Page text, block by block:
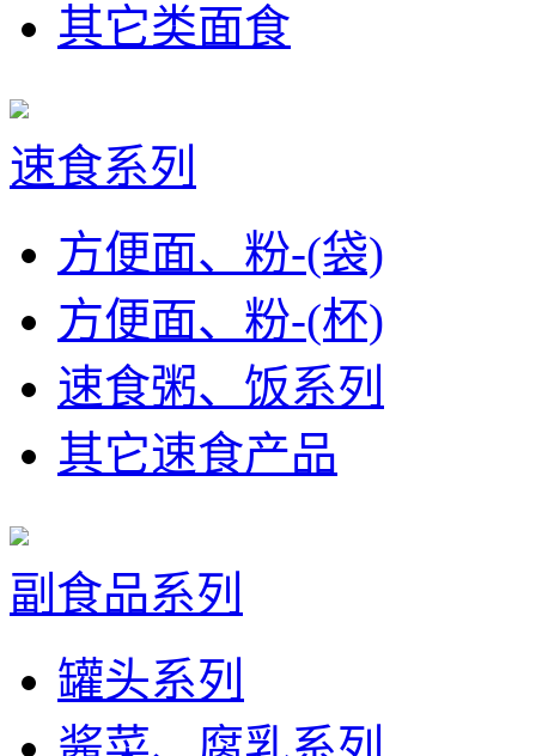
其它类面食
速食系列
方便面、粉-(袋)
方便面、粉-(杯)
速食粥、饭系列
其它速食产品
副食品系列
罐头系列